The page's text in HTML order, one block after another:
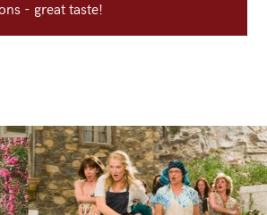
- great taste!